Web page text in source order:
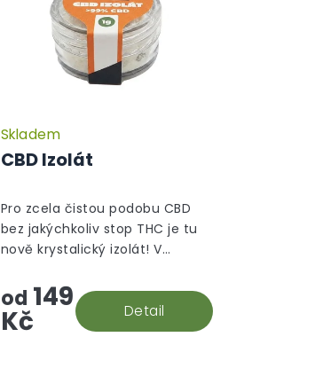
CBD Izolát
Skladem
od 149
Kč Detail
Pro zcela čistou podobu CBD
bez jakýchkoliv stop THC je tu
nově krystalický izolát! V
směrnicemi je jeho izolace
prováděna s maximální péčí, a
vám se tak do...